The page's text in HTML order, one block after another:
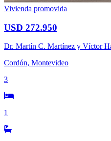
Vivienda promovida
USD 272.950
Dr. Martín C. Martínez y Víctor
Cordón, Montevideo
3
1